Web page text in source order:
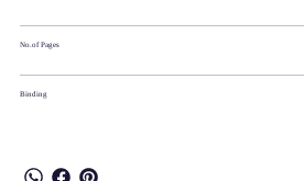
No.of Pages
Binding